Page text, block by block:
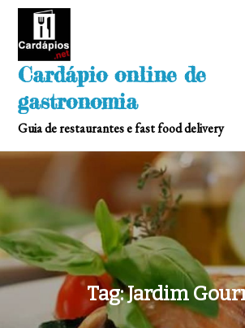
Skip
Cardápio online de
gastronomia
Guia de restaurantes e fast food delivery
Tag:Jardim